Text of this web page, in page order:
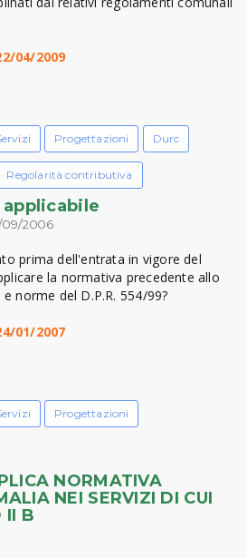
04/2009
Progettazioni Durc
Regolarità contributiva
09/2006
prima dell'entrata in vigore del
la normativa precedente allo
norme del D.P.R. 554/99?
01/2007
Progettazioni
NORMATIVA
NEI SERVIZI DI CUI
II B